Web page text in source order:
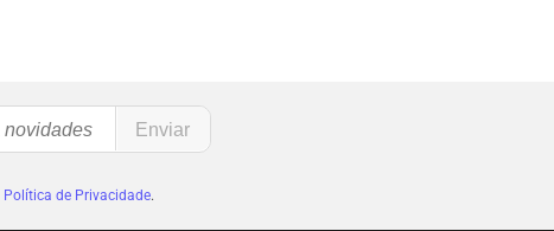
Política de Privacidade.